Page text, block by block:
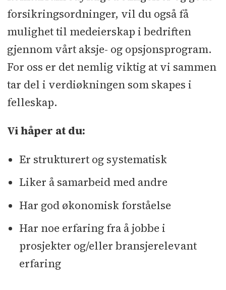
forsikringsordninger, vil du også få
mulighet til medeierskap i bedriften
gjennom vårt aksje- og opsjonsprogram.
For oss er det nemlig viktig at vi sammen
tar del i verdiøkningen som skapes i
felleskap.
Vi håper at du:
Er strukturert og systematisk
Liker å samarbeid med andre
Har god økonomisk forståelse
Har noe erfaring fra å jobbe i
prosjekter og/eller bransjerelevant
erfaring